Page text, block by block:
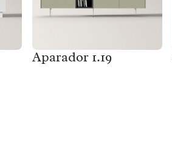
Aparador 1.19